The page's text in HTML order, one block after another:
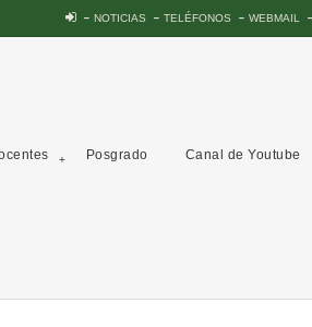
NOTICIAS TELÉFONOS WEBMAIL
Posgrado Canal de Youtube